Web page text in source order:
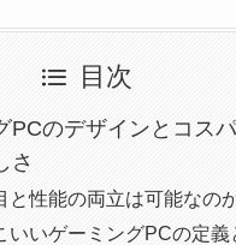
目次
PCのデザインとコス
さ
と性能の両立は可能なの
いいゲーミングPCの定義